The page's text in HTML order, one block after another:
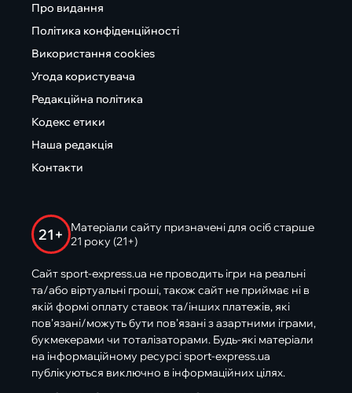
Про видання
Політика конфіденційності
Використання cookies
Угода користувача
Редакційна політика
Кодекс етики
Наша редакція
Контакти
21+
Матеріали сайту призначені для осіб старше
21 року (21+)
Сайт sport-express.ua не проводить ігри на реальні
та/або віртуальні гроші, також сайт не приймає ні в
якій формі оплату ставок та/інших платежів, які
пов’язані/можуть бути пов’язані з азартними іграми,
букмекерами чи тоталізаторами. Будь-які матеріали
на інформаційному ресурсі sport-express.ua
публікуються виключно в інформаційних цілях.